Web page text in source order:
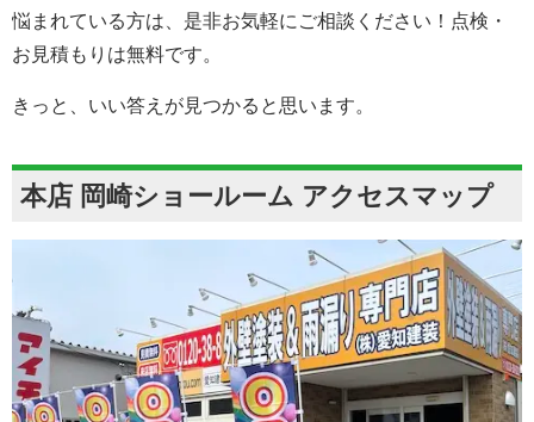
悩まれている方は、是非お気軽にご相談ください！点検・
お見積もりは無料です。
きっと、いい答えが見つかると思います。
本店 岡崎ショールーム アクセスマップ